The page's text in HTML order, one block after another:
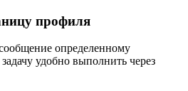
профиля
определенному
удобно выполнить через